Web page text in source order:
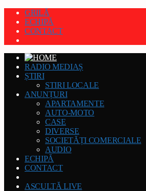
GRILĂ
ECHIPĂ
CONTACT
RADIO MEDIAȘ
ȘTIRI
STIRI LOCALE
ANUNȚURI
APARTAMENTE
AUTO-MOTO
CASE
DIVERSE
SOCIETĂȚI COMERCIALE
AUDIO
ECHIPĂ
CONTACT
ASCULTĂ LIVE